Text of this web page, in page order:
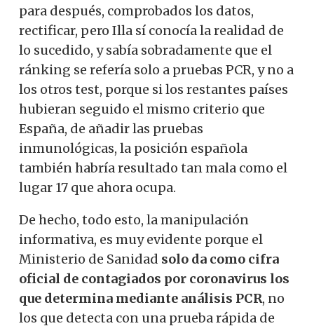
para después, comprobados los datos,
rectificar, pero Illa sí conocía la realidad de
lo sucedido, y sabía sobradamente que el
ránking se refería solo a pruebas PCR, y no a
los otros test, porque si los restantes países
hubieran seguido el mismo criterio que
España, de añadir las pruebas
inmunológicas, la posición española
también habría resultado tan mala como el
lugar 17 que ahora ocupa.
De hecho, todo esto, la manipulación
informativa, es muy evidente porque el
Ministerio de Sanidad solo da como cifra
oficial de contagiados por coronavirus los
que determina mediante análisis PCR, no
los que detecta con una prueba rápida de